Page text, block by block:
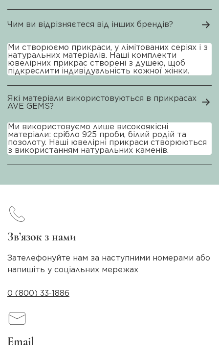
Чим ви відрізняєтеся від інших брендів?
Ми створюємо прикраси, у лімітованих серіях і з
натуральних матеріалів. Наші комплекти
ювелірних прикрас створені з душею, щоб
підкреслити індивідуальність кожної жінки.
Які матеріали використовуються в прикрасах
AVE GEMS?
Ми використовуємо лише високоякісні
матеріали: срібло 925 проби, білий родій та
позолоту. Наші ювелірні прикраси створюються
з використанням натуральних каменів.
Зв’язок з нами
Зателефонуйте нам за наступними номерами або
напишіть у соціальних мережах
0 (800) 33-1886
Email